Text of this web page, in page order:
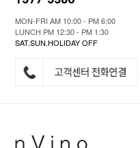
MON-FRI AM 10:00 - PM 6:00
LUNCH PM 12:30 - PM 1:30
SAT.SUN.HOLIDAY OFF